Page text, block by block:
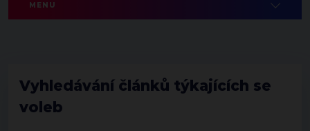
MENU
Vyhledávání článků týkajících se
voleb